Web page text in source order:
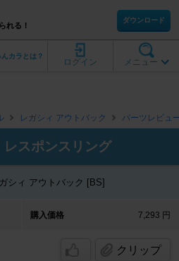
れる！
ダウンロード
メニュー
ログイン
んカラとは？
レガシィ アウトバック パーツレビュ
スポンスリング
シィ アウトバック [BS]
購入価格 7,293 円
クリップ